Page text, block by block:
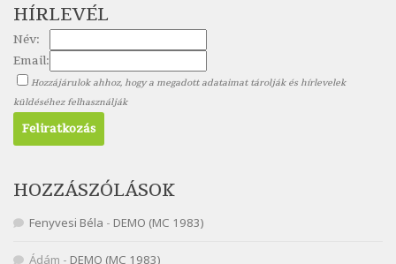
Szélkiáltó
Nagy Bandó András: Pöttyös katica
Szélkiáltó
Nagy Bandó András: Scarabeus
Szélkiáltó
Nagy Bandó András: Ülj le csak egyszer
Nagy Bandó András: Vakondok
Nagy Bandó András: Vizilóblues
Szélkiáltó
HÍRLEVÉL
Név:
Email:
Hozzájárulok ahhoz, hogy a megadott adataimat tárolják és hírlevelek
küldéséhez felhasználják
HOZZÁSZÓLÁSOK
Fenyvesi Béla - DEMO (MC 1983)
Ádám - DEMO (MC 1983)